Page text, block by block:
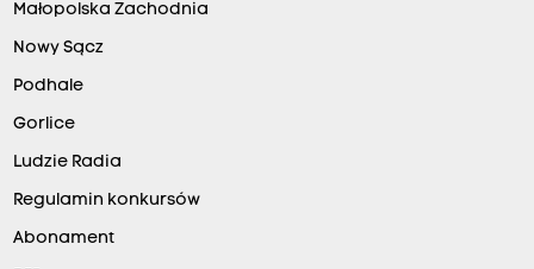
Małopolska Zachodnia
Nowy Sącz
Podhale
Gorlice
Ludzie Radia
Regulamin konkursów
Abonament